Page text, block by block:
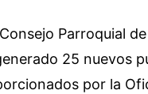
Parroquial
25 nuevos
por la